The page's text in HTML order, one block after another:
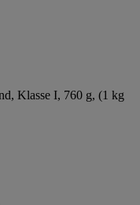
Klasse I, 760 g, (1 kg